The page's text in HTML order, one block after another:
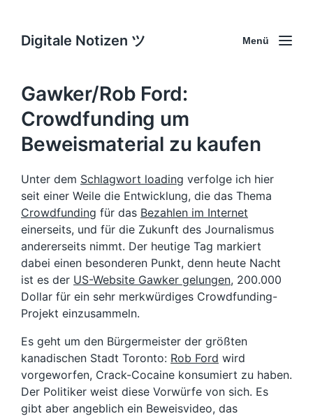
Digitale Notizen ツ Menü
Gawker/Rob Ford:
Crowdfunding um
Beweismaterial zu kaufen
Unter dem Schlagwort loading verfolge ich hier
seit einer Weile die Entwicklung, die das Thema
Crowdfunding für das Bezahlen im Internet
einerseits, und für die Zukunft des Journalismus
andererseits nimmt. Der heutige Tag markiert
dabei einen besonderen Punkt, denn heute Nacht
ist es der US-Website Gawker gelungen, 200.000
Dollar für ein sehr merkwürdiges Crowdfunding-
Projekt einzusammeln.
Es geht um den Bürgermeister der größten
kanadischen Stadt Toronto: Rob Ford wird
vorgeworfen, Crack-Cocaine konsumiert zu haben.
Der Politiker weist diese Vorwürfe von sich. Es
gibt aber angeblich ein Beweisvideo, das